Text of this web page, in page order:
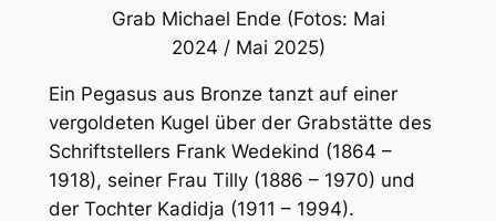
Grab Michael Ende (Fotos: Mai
2024 / Mai 2025)
Ein Pegasus aus Bronze tanzt auf einer
vergoldeten Kugel über der Grabstätte des
Schriftstellers Frank Wedekind (1864 –
1918), seiner Frau Tilly (1886 – 1970) und
der Tochter Kadidja (1911 – 1994).